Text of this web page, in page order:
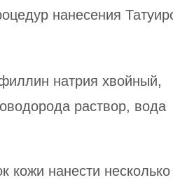
нанесения
натрия хвойный,
раствор, вода
кожи нанести несколько